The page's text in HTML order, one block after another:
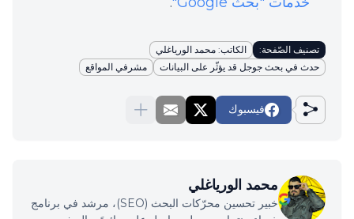
تصنيف الصّفحة:
الكاتب: محمد الورياغلي
حدث في بحث جوجل قد يؤثّر على البيانات
مشرفي المواقع
فيسبوك
محمد الورياغلي
خبير تحسين محرّكات البحث (SEO)، مرشد في برنامج